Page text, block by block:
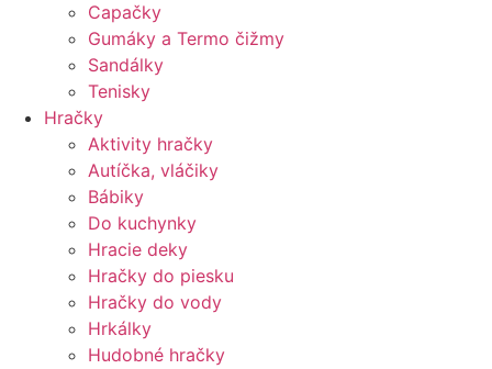
Capačky
Gumáky a Termo čižmy
Sandálky
Tenisky
Hračky
Aktivity hračky
Autíčka, vláčiky
Bábiky
Do kuchynky
Hracie deky
Hračky do piesku
Hračky do vody
Hrkálky
Hudobné hračky